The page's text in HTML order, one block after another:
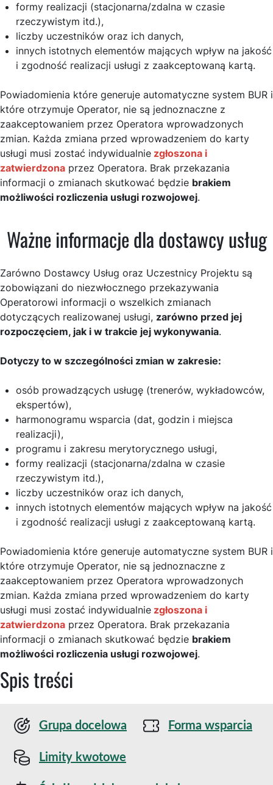
formy realizacji (stacjonarna/zdalna w czasie
rzeczywistym itd.),
liczby uczestników oraz ich danych,
innych istotnych elementów mających wpływ na jakość
i zgodność realizacji usługi z zaakceptowaną kartą.
Powiadomienia które generuje automatyczne system BUR i
które otrzymuje Operator, nie są jednoznaczne z
zaakceptowaniem przez Operatora wprowadzonych
zmian. Każda zmiana przed wprowadzeniem do karty
usługi musi zostać indywidualnie zgłoszona i
zatwierdzona przez Operatora. Brak przekazania
informacji o zmianach skutkować będzie brakiem
możliwości rozliczenia usługi rozwojowej.
Ważne informacje dla dostawcy usług
Zarówno Dostawcy Usług oraz Uczestnicy Projektu są
zobowiązani do niezwłocznego przekazywania
Operatorowi informacji o wszelkich zmianach
dotyczących realizowanej usługi, zarówno przed jej
rozpoczęciem, jak i w trakcie jej wykonywania.
Dotyczy to w szczególności zmian w zakresie:
osób prowadzących usługę (trenerów, wykładowców,
ekspertów),
harmonogramu wsparcia (dat, godzin i miejsca
realizacji),
programu i zakresu merytorycznego usługi,
formy realizacji (stacjonarna/zdalna w czasie
rzeczywistym itd.),
liczby uczestników oraz ich danych,
innych istotnych elementów mających wpływ na jakość
i zgodność realizacji usługi z zaakceptowaną kartą.
Powiadomienia które generuje automatyczne system BUR i
które otrzymuje Operator, nie są jednoznaczne z
zaakceptowaniem przez Operatora wprowadzonych
zmian. Każda zmiana przed wprowadzeniem do karty
usługi musi zostać indywidualnie zgłoszona i
zatwierdzona przez Operatora. Brak przekazania
informacji o zmianach skutkować będzie brakiem
możliwości rozliczenia usługi rozwojowej.
Spis treści
Grupa docelowa Forma wsparcia
Limity kwotowe